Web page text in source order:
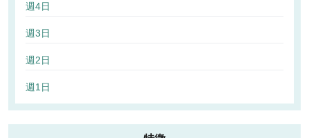
週4日
週3日
週2日
週1日